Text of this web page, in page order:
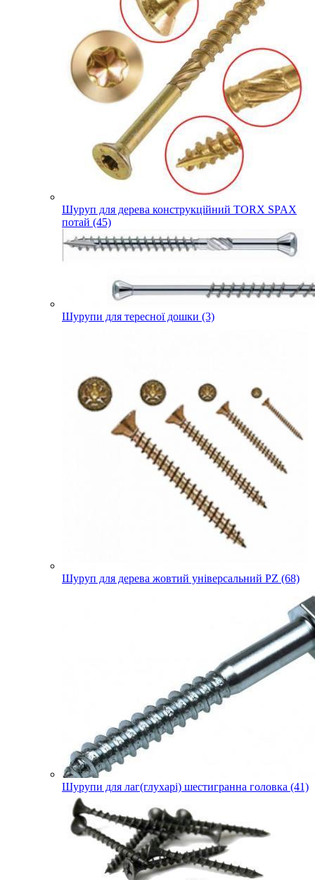
Шуруп для дерева конструкційний TORX SPAX
потай (45)
Шурупи для тересної дошки (3)
Шуруп для дерева жовтий універсальний PZ (68)
Шурупи для лаг(глухарі) шестигранна головка (41)